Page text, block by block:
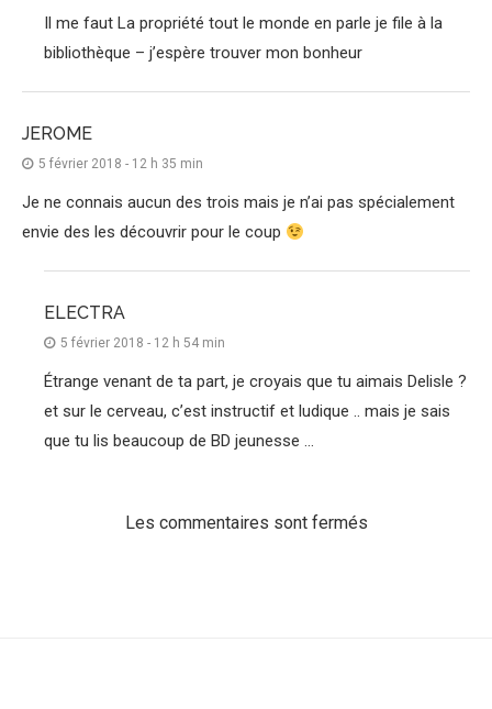
Il me faut La propriété tout le monde en parle je file à la
bibliothèque – j’espère trouver mon bonheur
JEROME
5 février 2018 - 12 h 35 min
Je ne connais aucun des trois mais je n’ai pas spécialement
envie des les découvrir pour le coup
ELECTRA
5 février 2018 - 12 h 54 min
Étrange venant de ta part, je croyais que tu aimais Delisle ?
et sur le cerveau, c’est instructif et ludique .. mais je sais
que tu lis beaucoup de BD jeunesse …
Les commentaires sont fermés